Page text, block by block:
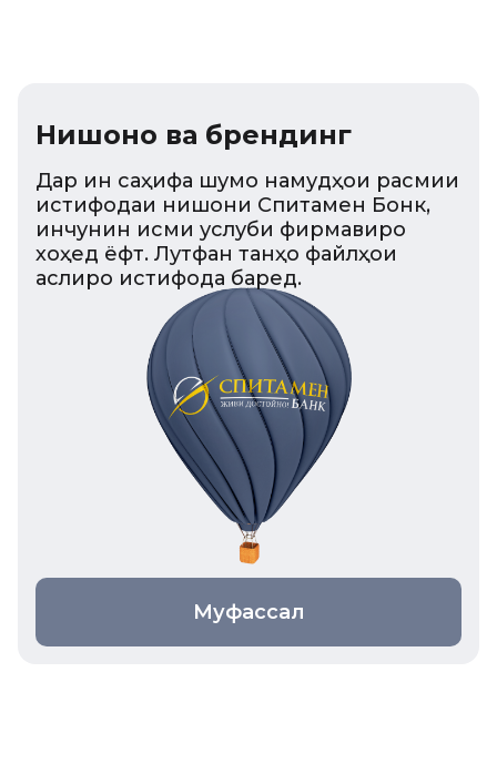
Нишонҳо ва брендинг
Дар ин саҳифа шумо намудҳои расмии
истифодаи нишони Спитамен Бонк,
инчунин қисми услуби фирмавиро
хоҳед ёфт. Лутфан танҳо файлҳои
аслиро истифода баред.
Муфассал